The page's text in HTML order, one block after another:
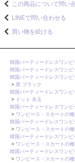
この商品について問い
LINEで問い合わせる
買い物を続ける
韓国パーティードレスワン
韓国パーティードレスワン
韓国パーティードレスワン
> 黒 ブラック
韓国パーティードレスワン
>
ドット 水玉
韓国パーティードレスワン
> ワンピース・スカートの
韓国パーティードレスワン
> ワンピース・スカートの
韓国パーティードレスワン
> ワンピース・スカートの
韓国パーティードレスワン
> ワンピース・スカートの